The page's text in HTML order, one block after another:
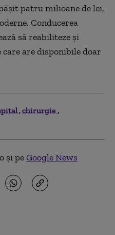
patru milioane de lei,
Conducerea
să reabiliteze și
are disponibile doar
chirurgie
și peGoogle News